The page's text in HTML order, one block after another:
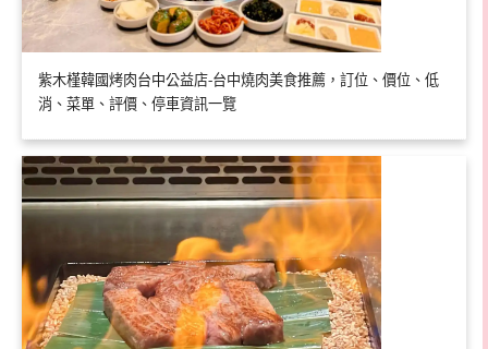
紫木槿韓國烤肉台中公益店-台中燒肉美食推薦，訂位、價位、低
消、菜單、評價、停車資訊一覽